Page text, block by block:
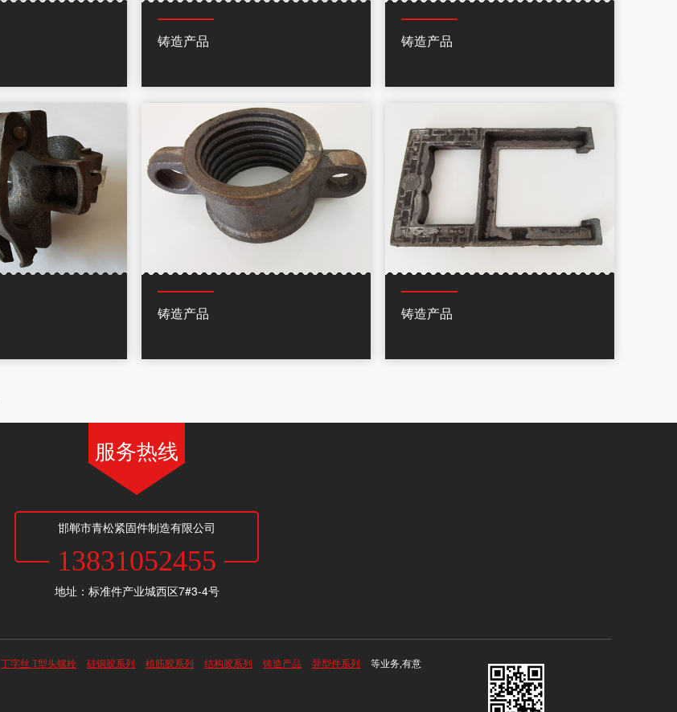
铸造产品 铸造产品
铸造产品 铸造产品
服务热线
邯郸市青松紧固件制造有限公司
13831052455
地址：标准件产业城西区7#3-4号
丁字丝 T型头螺栓 硅铜胶系列 植筋胶系列 结构胶系列 铸造产品 异型件系列
等业务,有意